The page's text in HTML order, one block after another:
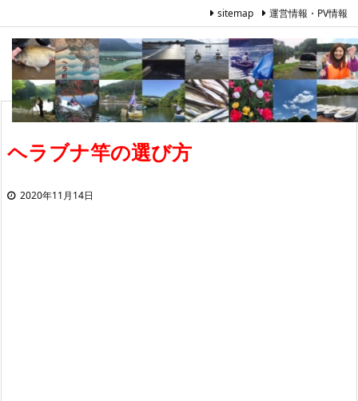
sitemap 運営情報・PV情報
ヘラブナ竿の選び方
2020年11月14日